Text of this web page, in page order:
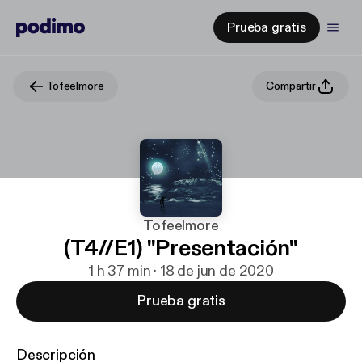
Prueba gratis
Tofeelmore Compartir
Tofeelmore
(T4//E1) "Presentación"
1 h 37 min · 18 de jun de 2020
Prueba gratis
Descripción